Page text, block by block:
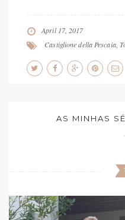
April 17, 2017
Castiglione della Pescaia,
AS MINHAS